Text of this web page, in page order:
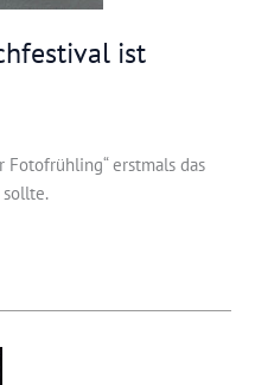
ist
Fotofrühling“ erstmals das
sollte.